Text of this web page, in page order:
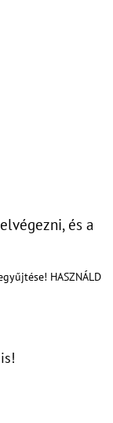
és a
HASZNÁLD